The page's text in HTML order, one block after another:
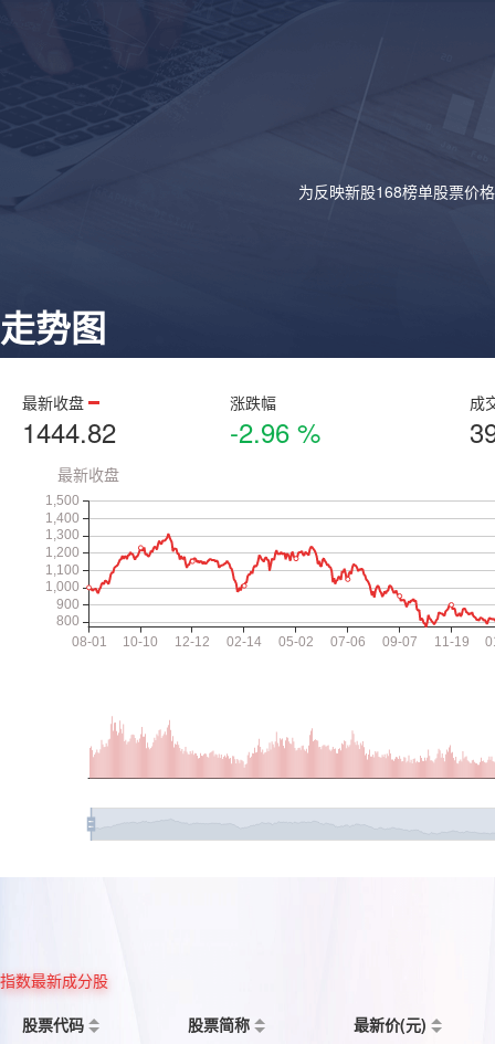
为反映新股168榜单股票价
走势图
最新收盘
1444.82
涨跌幅
-2.96 %
成
指数最新成分股
股票代码
股票简称 最新价(元)